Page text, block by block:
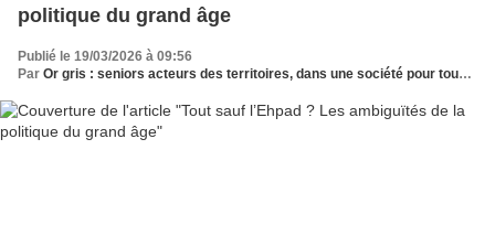
politique du grand âge
Publié le 19/03/2026 à 09:56
Par Or gris : seniors acteurs des territoires, dans une société pour tous les âges